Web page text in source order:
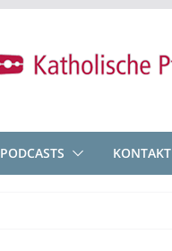
PODCASTS KONTAKT